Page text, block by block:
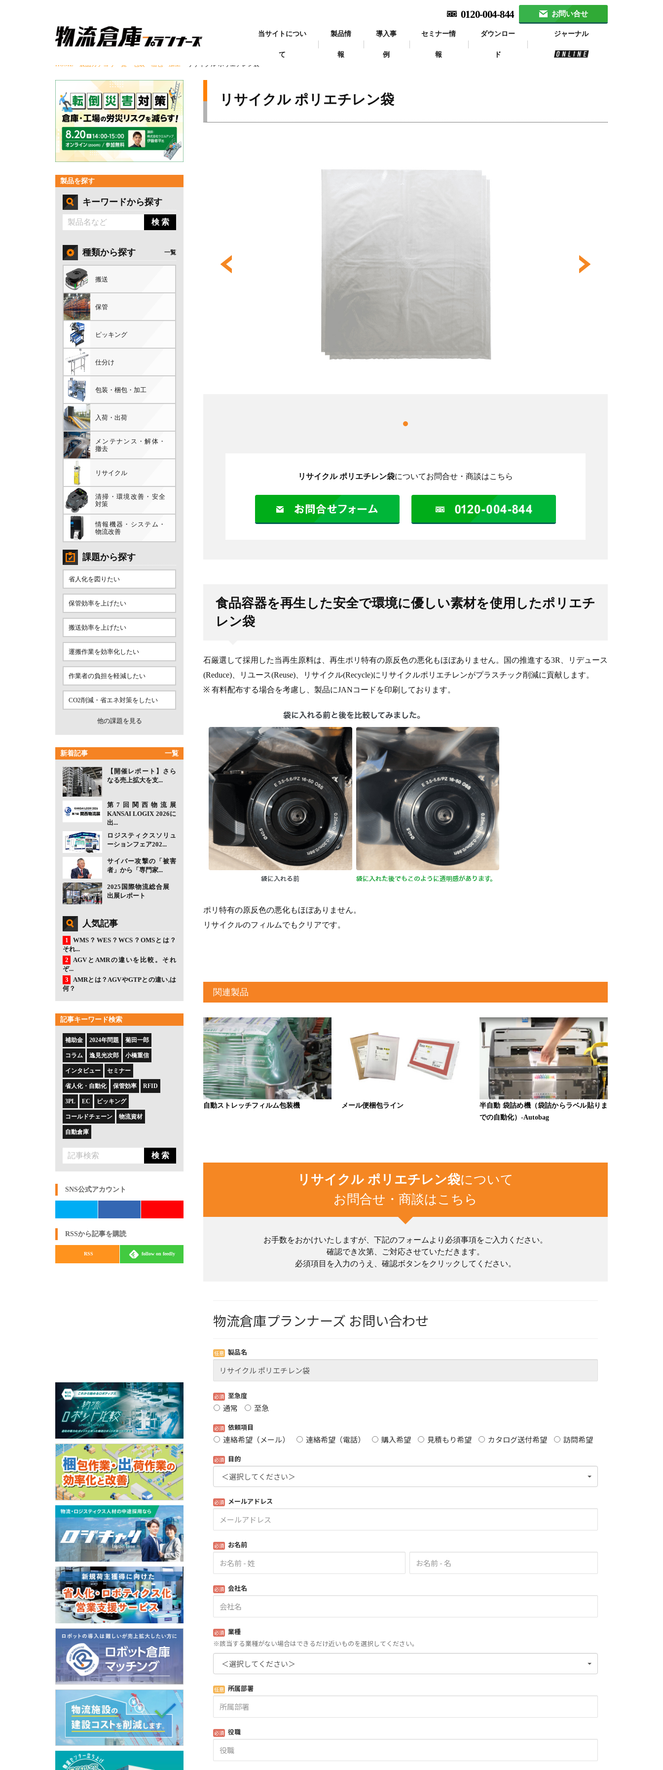
当サイトについ
て
製品情
報
導入事
例
セミナー情
報
ダウンロー
ド
ジャーナル
0120-004-844 お問い合せ
HOME 製品カテゴリ一覧 包装・梱包・加工 > リサイクル ポリエチレン袋
製品を探す
キーワードから探す
検 索
種類から探す 一覧
搬送
保管
ピッキング
仕分け
包装・梱包・加工
入荷・出荷
メンテナンス・解体・
撤去
リサイクル
清掃・環境改善・安全
対策
情報機器・システム・
物流改善
課題から探す
省人化を図りたい
保管効率を上げたい
搬送効率を上げたい
運搬作業を効率化したい
作業者の負担を軽減したい
CO2削減・省エネ対策をしたい
他の課題を見る
新着記事 一覧
【開催レポート】さら
なる売上拡大を支...
第7回関西物流展
KANSAI LOGIX 2026に
出...
ロジスティクスソリュ
ーションフェア202...
サイバー攻撃の「被害
者」から「専門家...
2025国際物流総合展
出展レポート
人気記事
WMS？WES？WCS？OMSとは？
それ...
AGVとAMRの違いを比較。それ
ぞ...
AMRとは？AGVやGTPとの違い,は
何？
記事キーワード検索
補助金 2024年問題 菊田一郎
コラム 逸見光次郎 小橋重信
インタビュー セミナー
省人化・自動化 保管効率 RFID
3PL EC ピッキング
コールドチェーン 物流資材
自動倉庫
検 索
SNS公式アカウント
RSSから記事を購読
RSS follow on feedly
リサイクル ポリエチレン袋
リサイクル ポリエチレン袋についてお問合せ・商談はこちら
食品容器を再生した安全で環境に優しい素材を使用したポリエチ
レン袋
石厳選して採用した当再生原料は、再生ポリ特有の原反色の悪化もほぼありません。国の推進する3R、リデュース
(Reduce)、リユース(Reuse)、リサイクル(Recycle)にリサイクルポリエチレンがプラスチック削減に貢献します。
※ 有料配布する場合を考慮し、製品にJANコードを印刷しております。
ポリ特有の原反色の悪化もほぼありません。
リサイクルのフィルムでもクリアです。
関連製品
自動ストレッチフィルム包装機 メール便梱包ライン
半自動 袋詰め機（袋詰からラベル貼りま
での自動化）-Autobag
リサイクル ポリエチレン袋について
お問合せ・商談はこちら
お手数をおかけいたしますが、下記のフォームより必須事項をご入力ください。
確認でき次第、ご対応させていただきます。
必須項目を入力のうえ、確認ボタンをクリックしてください。